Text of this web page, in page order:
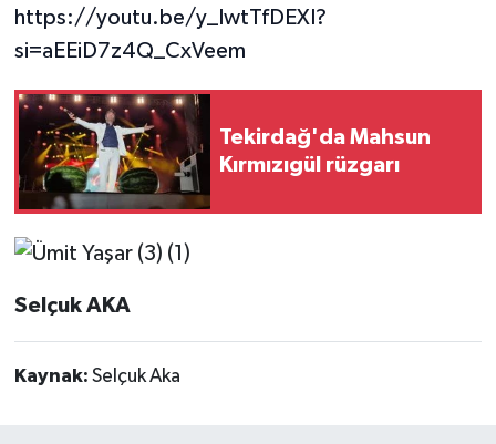
https://youtu.be/y_IwtTfDEXI?
si=aEEiD7z4Q_CxVeem
Tekirdağ'da Mahsun
Kırmızıgül rüzgarı
Selçuk AKA
Kaynak: Selçuk Aka